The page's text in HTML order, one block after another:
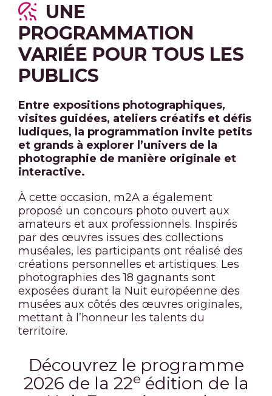
UNE
PROGRAMMATION
VARIÉE POUR TOUS LES
PUBLICS
Entre expositions photographiques,
visites guidées, ateliers créatifs et défis
ludiques, la programmation invite petits
et grands à explorer l’univers de la
photographie de manière originale et
interactive.
À cette occasion, m2A a également
proposé un concours photo ouvert aux
amateurs et aux professionnels. Inspirés
par des œuvres issues des collections
muséales, les participants ont réalisé des
créations personnelles et artistiques. Les
photographies des 18 gagnants sont
exposées durant la Nuit européenne des
musées aux côtés des œuvres originales,
mettant à l’honneur les talents du
territoire.
Découvrez le programme
2026 de la 22e édition de la